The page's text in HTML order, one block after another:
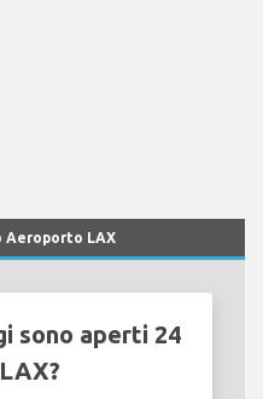
Aeroporto LAX
sono aperti 24